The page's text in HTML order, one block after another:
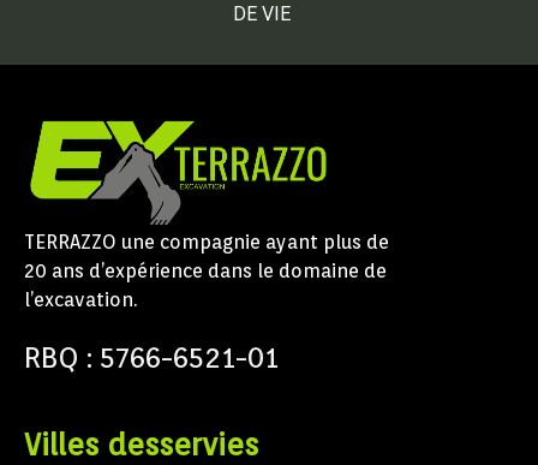
DE VIE
TERRAZZO une compagnie ayant plus de
20 ans d’expérience dans le domaine de
l’excavation.
RBQ : 5766-6521-01
Villes desservies